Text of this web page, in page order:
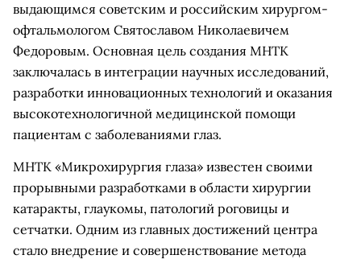
выдающимся советским и российским хирургом-
офтальмологом Святославом Николаевичем
Федоровым. Основная цель создания МНТК
заключалась в интеграции научных исследований,
разработки инновационных технологий и оказания
высокотехнологичной медицинской помощи
пациентам с заболеваниями глаз.
МНТК «Микрохирургия глаза» известен своими
прорывными разработками в области хирургии
катаракты, глаукомы, патологий роговицы и
сетчатки. Одним из главных достижений центра
стало внедрение и совершенствование метода